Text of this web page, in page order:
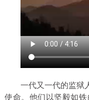
一代又一代的监狱
使命。他们以坚毅如